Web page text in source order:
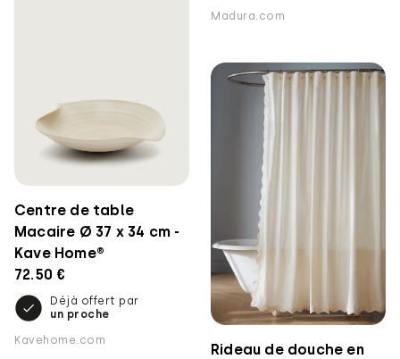
Madura.com
Centre de table
Macaire Ø 37 x 34 cm -
Kave Home®
72.50 €
Déjà offert par
un proche
Kavehome.com
Rideau de douche en